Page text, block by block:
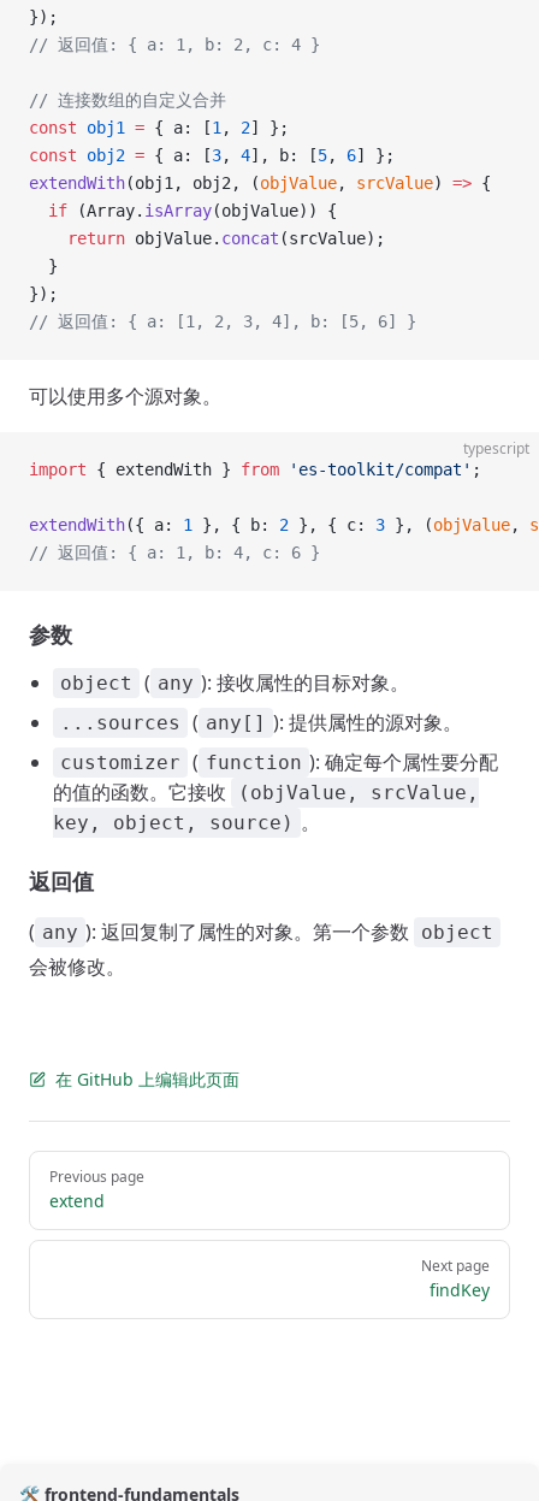
});
// 返回值: { a: 1, b: 2, c: 4 }
// 连接数组的自定义合并
const obj1 = { a: [1 , 2] };
const obj2 = { a: [3, 4], b: [5, 6] };
extendWith(obj1, obj2, (objValue, srcValue) => {
  if
(Array. isArray(objValue)) {
    return
objValue. concat (srcValue);
  }
});
// 返回值: { a: [1, 2, 3, 4], b: [5, 6] }
可以使用多个源对象。
typescript
import { extendWith } from 'es-toolkit/compat' ;
extendWith({ a: 1 }, { b: 2 }, { c: 3 }, (objValue,
// 返回值: { a: 1, b: 4, c: 6 }
参数
object ( any ): 接收属性的目标对象。
...sources ( any[] ): 提供属性的源对象。
customizer ( function ): 确定每个属性要分配
的值的函数。它接收
(objValue, srcValue,
key, object, source) 。
返回值
( any ): 返回复制了属性的对象。第一个参数 object
会被修改。
在 GitHub 上编辑此页面
Pager
Previous page
extend
Next page
findKey
🛠️ frontend-fundamentals